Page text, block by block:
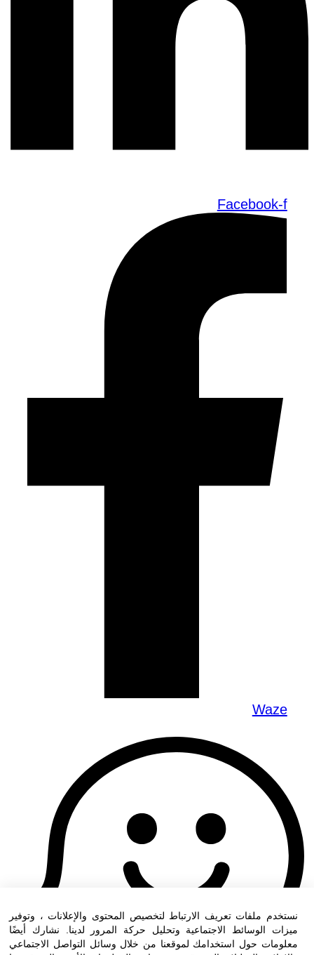
Facebook-f
Waze
نستخدم ملفات تعريف الارتباط لتخصيص المحتوى والإعلانات ، وتوفير
ميزات الوسائط الاجتماعية وتحليل حركة المرور لدينا. نشارك أيضًا
معلومات حول استخدامك لموقعنا من خلال وسائل التواصل الاجتماعي